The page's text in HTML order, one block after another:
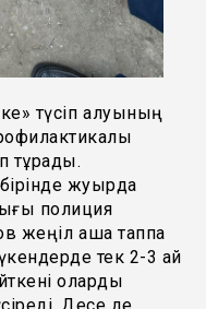
түсіп қалуының
тұрады.
жуырда
полиция
ақша таппақ
тек 2-3 ай
оларды